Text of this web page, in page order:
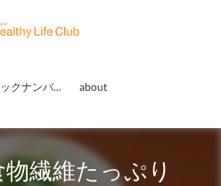
Lifeバックナンバー about
繊維たっぷり